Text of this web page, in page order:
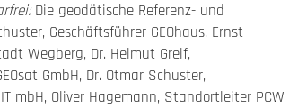
Die geodätische Referenz- und
Geschäftsführer GEOhaus, Ernst
Wegberg, Dr. Helmut Greif,
GmbH, Dr. Otmar Schuster,
mbH, Oliver Hagemann, Standortleiter PCW